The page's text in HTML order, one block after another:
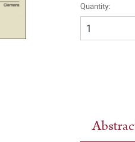
Quantity: